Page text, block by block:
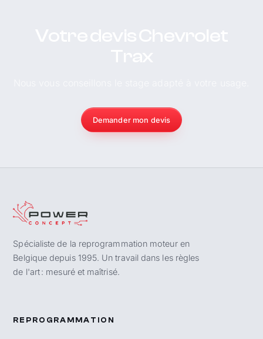
Demander mon devis
Spécialiste de la reprogrammation moteur en
Belgique depuis 1995. Un travail dans les règles
de l'art : mesuré et maîtrisé.
REPROGRAMMATION